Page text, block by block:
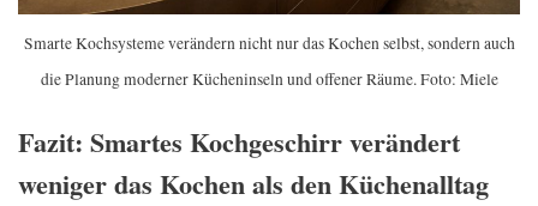
Smarte Kochsysteme verändern nicht nur das Kochen selbst, sondern auch
die Planung moderner Kücheninseln und offener Räume. Foto: Miele
Fazit: Smartes Kochgeschirr verändert
weniger das Kochen als den Küchenalltag